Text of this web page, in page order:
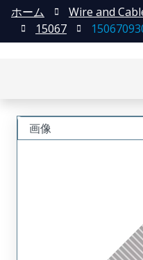
ホーム Wire and
15067
画像